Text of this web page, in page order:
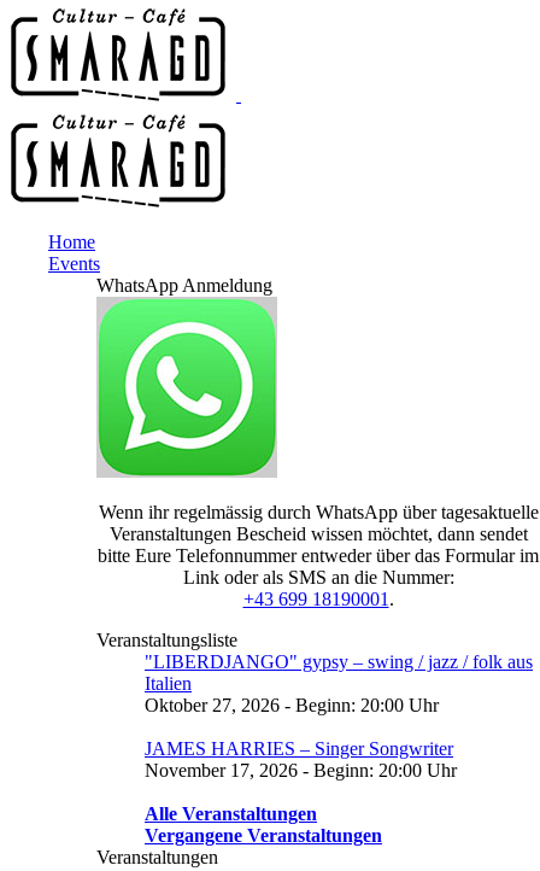
Home
Events
WhatsApp Anmeldung
Wenn ihr regelmässig durch WhatsApp über tagesaktuelle
Veranstaltungen Bescheid wissen möchtet, dann sendet
bitte Eure Telefonnummer entweder über das Formular im
Link oder als SMS an die Nummer:
+43 699 18190001 .
Veranstaltungsliste
"LIBERDJANGO" gypsy – swing / jazz / folk aus
Italien
Oktober 27, 2026 - Beginn: 20:00 Uhr
JAMES HARRIES – Singer Songwriter
November 17, 2026 - Beginn: 20:00 Uhr
Alle Veranstaltungen
Vergangene Veranstaltungen
Veranstaltungen